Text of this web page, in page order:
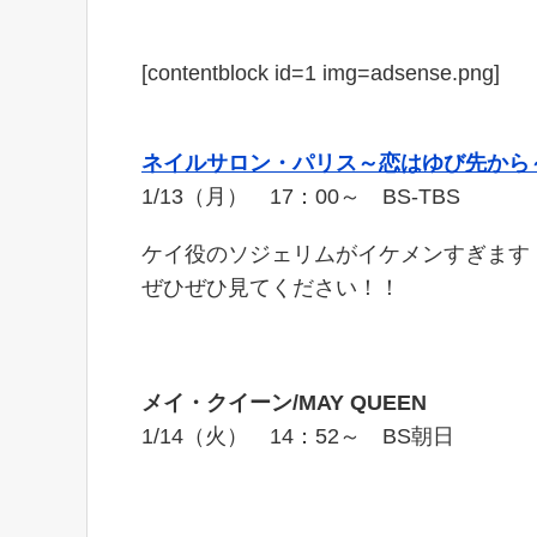
[contentblock id=1 img=adsense.png]
ネイルサロン・パリス～恋はゆび先から
1/13（月） 17：00～ BS-TBS
ケイ役のソジェリムがイケメンすぎます
ぜひぜひ見てください！！
メイ・クイーン/MAY QUEEN
1/14（火） 14：52～ BS朝日